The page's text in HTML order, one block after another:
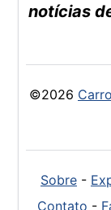
notícias
©2026
Sobre-
Contato -